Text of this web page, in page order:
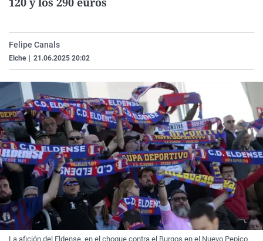
Gente viajera
Retornados
Operación Viuda
Galicia
Navarra
País Vasco
Televisión
Felipe Canals
Elche 21.06.2025 20:02
La afición del Eldense, en el choque contra el Burgos en el Nuevo Pepico